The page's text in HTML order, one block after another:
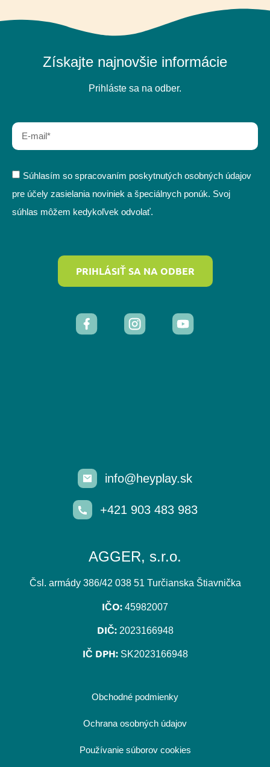
info@heyplay.sk
+421 903 483 983
AGGER, s.r.o.
Čsl. armády 386/42 038 51 Turčianska Štiavnička
IČO: 45982007
DIČ: 2023166948
IČ DPH: SK2023166948
Získajte najnovšie informácie
Prihláste sa na odber.
Súhlasím so spracovaním poskytnutých osobných údajov
pre účely zasielania noviniek a špeciálnych ponúk. Svoj
súhlas môžem kedykoľvek odvolať.
PRIHLÁSIŤ SA NA ODBER
Obchodné podmienky
Ochrana osobných údajov
Používanie súborov cookies